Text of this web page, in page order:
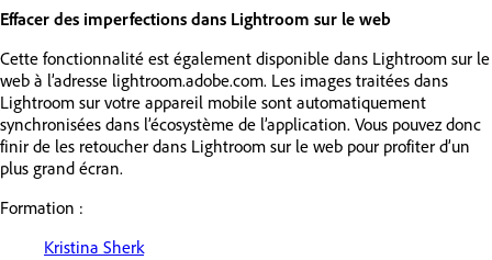
Effacer des imperfections dans Lightroom sur le web
Cette fonctionnalité est également disponible dans Lightroom sur le
web à l’adresse lightroom.adobe.com. Les images traitées dans
Lightroom sur votre appareil mobile sont automatiquement
synchronisées dans l’écosystème de l’application. Vous pouvez donc
finir de les retoucher dans Lightroom sur le web pour profiter d’un
plus grand écran.
Formation :
Kristina Sherk